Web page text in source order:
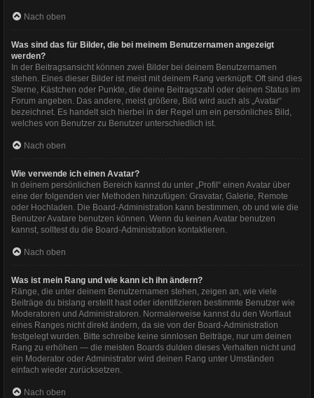
Nach oben
Was sind das für Bilder, die bei meinem Benutzernamen angezeigt
werden?
In der Beitragsansicht können zwei Bilder bei deinem Benutzernamen
stehen. Eines dieser Bilder ist meist mit deinem Rang verknüpft: Oft sind dies
Sterne, Kästchen oder Punkte, die deine Beitragszahl oder deinen Status im
Forum angeben. Das andere, meist größere, Bild wird auch als „Avatar“
bezeichnet. Es handelt sich hierbei in der Regel um ein persönliches Bild,
welches von Benutzer zu Benutzer unterschiedlich ist.
Nach oben
Wie verwende ich einen Avatar?
In deinem persönlichen Bereich kannst du unter „Profil“ einen Avatar über
eine der folgenden vier Methoden hinzufügen: Gravatar, Galerie, Remote
oder Hochladen. Die Board-Administration kann bestimmen, ob und wie die
Benutzer Avatare benutzen können. Wenn du keinen Avatar benutzen
kannst, solltest du die Board-Administration kontaktieren.
Nach oben
Was ist mein Rang und wie kann ich ihn ändern?
Ränge, die unter deinem Benutzernamen stehen, zeigen an, wie viele
Beiträge du bislang erstellt hast oder identifizieren bestimmte Benutzer wie
Moderatoren und Administratoren. Normalerweise kannst du den Wortlaut
eines Ranges nicht direkt ändern, da sie von der Board-Administration
festgelegt wurden. Bitte schreibe keine sinnlosen Beiträge, nur um deinen
Rang zu erhöhen — die meisten Boards dulden dieses Verhalten nicht und
ein Moderator oder Administrator wird deinen Rang unter Umständen
einfach wieder zurücksetzen.
Nach oben